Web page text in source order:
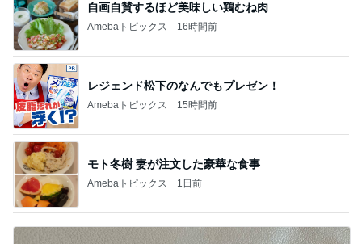
自画自賛するほど美味しい鶏むね肉
Amebaトピックス 16時間前
レジェンド松下のなんでもプレゼン！
Amebaトピックス 15時間前
モト冬樹 妻が注文した豪華な食事
Amebaトピックス 1日前